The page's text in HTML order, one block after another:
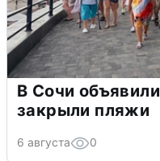
В Сочи
закрыли пляжи
6 августа 0